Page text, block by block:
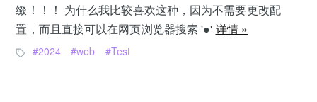
缀！！！ 为什么我比较喜欢这种，因为不需要更改配
置，而且直接可以在网页浏览器搜索 '●' 详情 »
2024 web Test